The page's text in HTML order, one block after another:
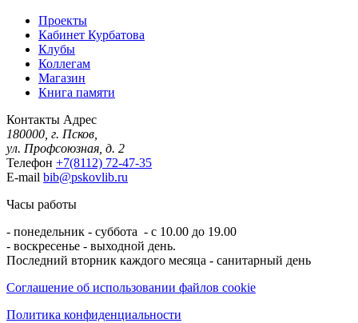
Проекты
Кабинет Курбатова
Клубы
Коллегам
Магазин
Книга памяти
Контакты Адрес
180000, г. Псков,
ул. Профсоюзная, д. 2
Телефон +7(8112) 72-47-35
E-mail bib@pskovlib.ru
Часы работы
- понедельник - суббота - с 10.00 до 19.00
- воскресенье - выходной день.
Последний вторник каждого месяца - санитарный день
Соглашение об использовании файлов cookie
Политика конфиденциальности